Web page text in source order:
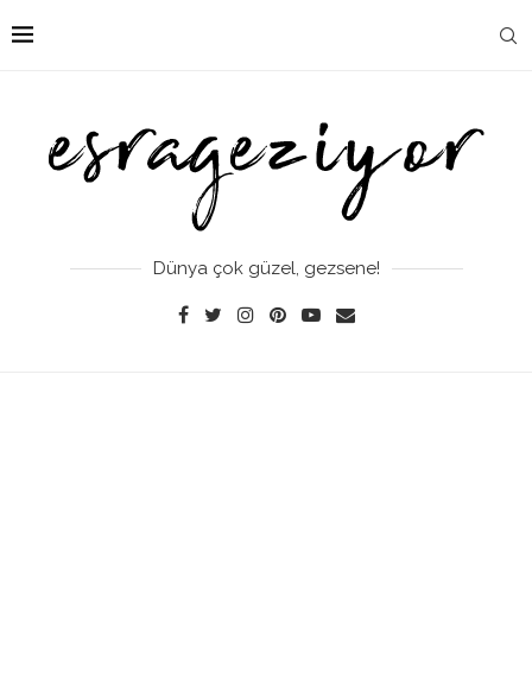
Dünya çok güzel, gezsene!